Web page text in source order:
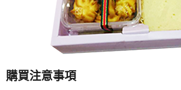
購買注意事項